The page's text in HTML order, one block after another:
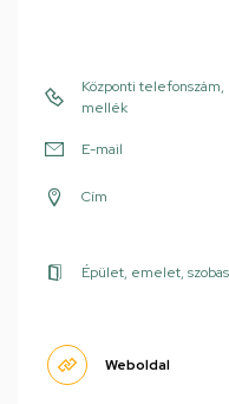
Központi telefonszám,
mellék
E-mail
Cím
Épület, emelet,
Weboldal